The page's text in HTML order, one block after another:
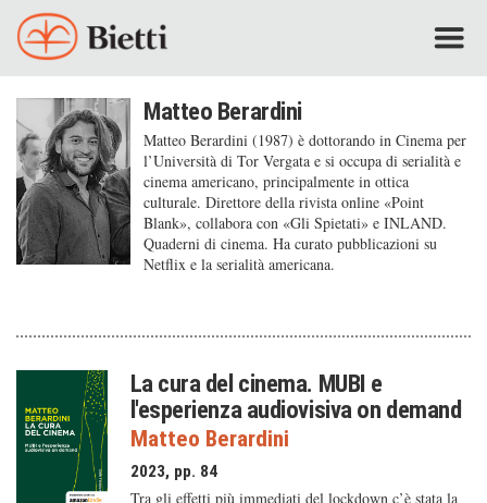
Matteo Berardini
Matteo Berardini (1987) è dottorando in Cinema per
l’Università di Tor Vergata e si occupa di serialità e
cinema americano, principalmente in ottica
culturale. Direttore della rivista online «Point
Blank», collabora con «Gli Spietati» e INLAND.
Quaderni di cinema. Ha curato pubblicazioni su
Netflix e la serialità americana.
La cura del cinema. MUBI e
l'esperienza audiovisiva on demand
Matteo Berardini
2023, pp. 84
Tra gli effetti più immediati del lockdown c’è stata la